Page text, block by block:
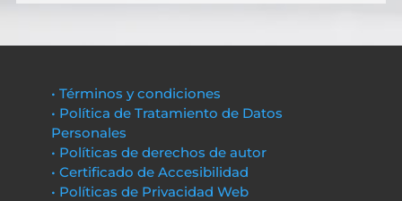
• Términos y condiciones
• Política de Tratamiento de Datos
Personales
• Políticas de derechos de autor
• Certificado de Accesibilidad
• Políticas de Privacidad Web